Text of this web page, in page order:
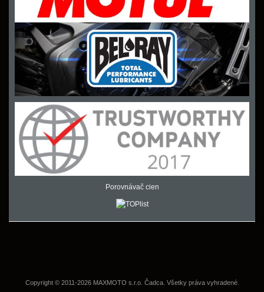
Porovnávač cien
Copyright © 2011-2026 MAXMOTO s.r.o. Čadca. Všetky práva vyhradené.